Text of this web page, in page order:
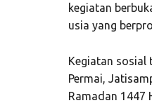
kegiatan
usia yang
Kegiatan sosial
Permai,
Ramadan 1447